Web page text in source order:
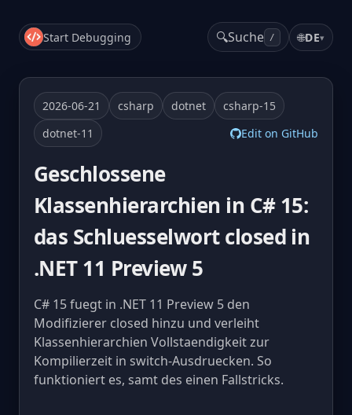
Start Debugging 🔍Suche / 🌐DE▾
2026-06-21 csharp dotnet
csharp-15
dotnet-11
Edit on GitHub
Geschlossene
Klassenhierarchien in C# 15:
das Schluesselwort closed in
.NET 11 Preview 5
C# 15 fuegt in .NET 11 Preview 5 den
Modifizierer closed hinzu und verleiht
Klassenhierarchien Vollstaendigkeit zur
Kompilierzeit in switch-Ausdruecken. So
funktioniert es, samt des einen Fallstricks.